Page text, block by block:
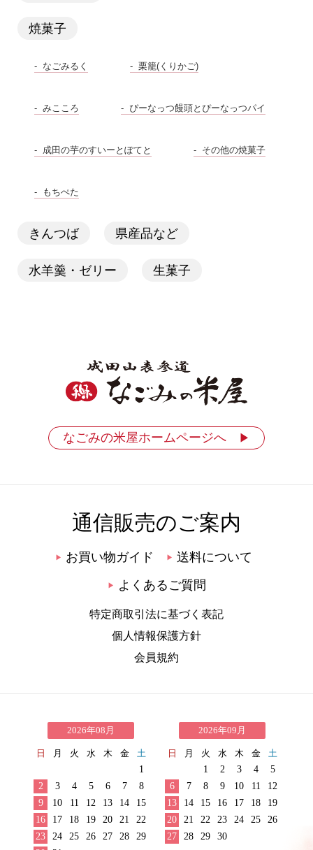
焼菓子
なごみるく 栗籠(くりかご)
みこころ ぴーなっつ饅頭とぴーなっつパイ
成田の芋のすいーとぽてと その他の焼菓子
もちぺた
きんつば 県産品など
水羊羹・ゼリー 生菓子
なごみの米屋ホームページへ ▶
通信販売のご案内
▶ お買い物ガイド ▶ 送料について
▶ よくあるご質問
特定商取引法に基づく表記
個人情報保護方針
会員規約
2026年08月
日 月 火 水 木 金
土
1
2
3 4 5 6 7
8
9
10 11 12 13 14
15
16
17 18 19 20 21
22
23
24 25 26 27 28
29
2026年09月
日 月 火 水 木 金
土
1
2 3 4
5
6
7 8 9 10 11
12
13
14 15 16 17 18
19
20
21 22 23 24 25
26
27
28 29 30